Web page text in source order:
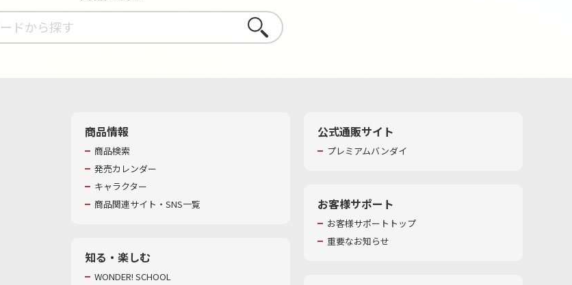
さがす
商品情報
商品検索
発売カレンダー
キャラクター
商品関連サイト・SNS一覧
知る・楽しむ
WONDER! SCHOOL
公式通販サイト
プレミアムバンダイ
お客様サポート
お客様サポートトップ
重要なお知らせ